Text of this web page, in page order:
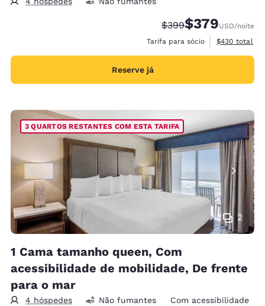
Tarifa anterior
$399Tarifa com
$379USD/noite
Tarifa para sócio
Exibir
$430 total
Reserve já
2
3 QUARTOS RESTANTES COM ESTA TARIFA
1 Cama tamanho queen, Com
acessibilidade de mobilidade, De frente
para o mar
4 hóspedes Não fumantes Com acessibilidade